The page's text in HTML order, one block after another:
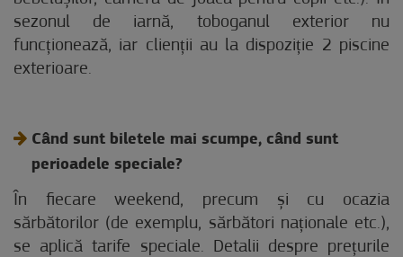
sezonul de iarnă, toboganul exterior nu
funcționează, iar clienții au la dispoziție 2 piscine
exterioare.
Când sunt biletele mai scumpe, când sunt
perioadele speciale?
În fiecare weekend, precum și cu ocazia
sărbătorilor (de exemplu, sărbători naționale etc.),
se aplică tarife speciale. Detalii despre prețurile